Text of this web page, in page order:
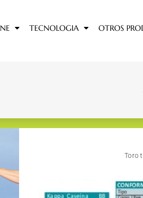
TECNOLOGIA OTROS
Toro